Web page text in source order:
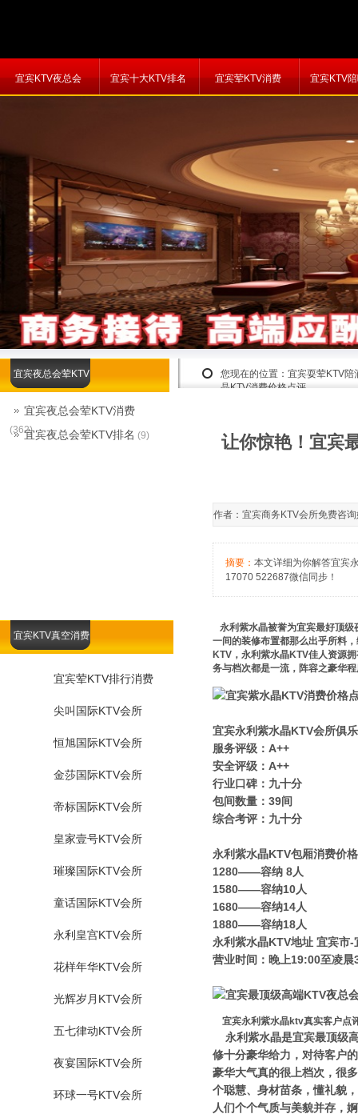
宜宾KTV夜总会 宜宾十大KTV排名 宜宾荤KTV消费 宜宾KTV
您现在的位置： 宜宾耍荤KTV陪
晶KTV消费价格点评
宜宾KTV真空消费
宜宾荤KTV排行消费
尖叫国际KTV会所
恒旭国际KTV会所
金莎国际KTV会所
帝标国际KTV会所
皇家壹号KTV会所
璀璨国际KTV会所
童话国际KTV会所
永利皇宫KTV会所
花样年华KTV会所
光辉岁月KTV会所
五七律动KTV会所
夜宴国际KTV会所
环球一号KTV会所
让你惊艳！宜宾
作者：宜宾商务KTV会所免费咨
摘要： 本文详细为你解答宜宾
17070 522687微信同步！
永利紫水晶被誉为宜宾最好顶级
一间的装修布置都那么出乎所料
KTV，永利紫水晶KTV佳人资源
务与档次都是一流，阵容之豪华
宜宾永利紫水晶KTV会所俱
服务评级：A++
安全评级：A++
行业口碑：九十分
包间数量：39间
综合考评：九十分
永利紫水晶KTV包厢消费价格
1280——容纳 8人
1580——容纳10人
1680——容纳14人
1880——容纳18人
永利紫水晶KTV地址 宜宾市
营业时间：晚上19:00至凌晨
宜宾永利紫水晶ktv真实客户点
永利紫水晶是宜宾最顶级
修十分豪华给力，对待客户
豪华大气真的很上档次，很
个聪慧、身材苗条，懂礼貌
人们个个气质与美貌并存，
宜宾夜总会荤KTV
宜宾夜总会荤KTV消费
(362)宜宾夜总会荤KTV排名 (9)